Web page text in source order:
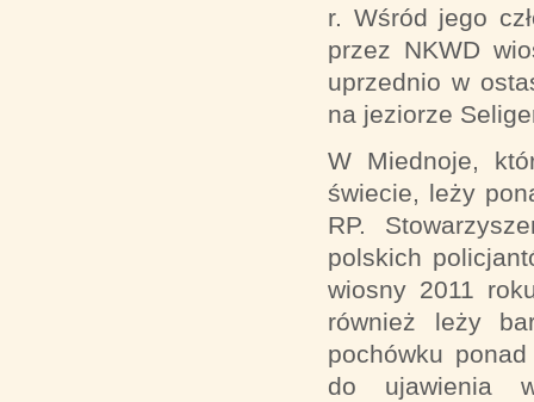
r. Wśród jego
przez NKWD
uprzednio w
na jeziorze
W Miednoje,
świecie, leży
RP.
polskich
wiosny 2011
również leży
pochówku
do ujawienia